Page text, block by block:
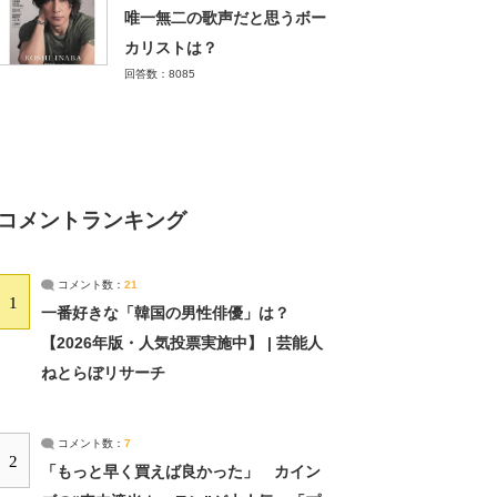
唯一無二の歌声だと思うボー
カリストは？
回答数：8085
コメントランキング
1
コメント数： 21
一番好きな「韓国の男性俳優」は？
【2026年版・人気投票実施中】 | 芸能人
ねとらぼリサーチ
2
コメント数： 7
「もっと早く買えば良かった」 カイン